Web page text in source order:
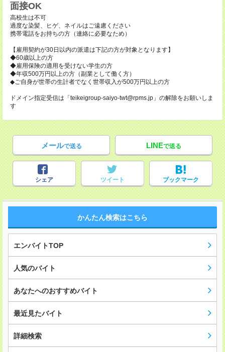
面接OK
高校生は不可
過度な染髪、ヒゲ、ネイルはご遠慮ください
携帯電話をお持ちの方（連絡に必要なため）
【雇用契約が30日以内の派遣は下記の方が対象となります】
◆60歳以上の方
◆雇用保険の適用を受けない学生の方
◆年収500万円以上の方（副業として働く方）
◆ご自身が世帯の生計者でなく世帯収入が500万円以上の方
ドメイン指定受信は「teikeigroup-saiyo-twt@rpms.jp」の解除をお願いしま
す
メールで送る LINEで送る
シェア ツイート ブックマーク
かんたん検索はこちら
エンバイトTOP
人気のバイト
あなたへのおすすめバイト
最近見たバイト
詳細検索